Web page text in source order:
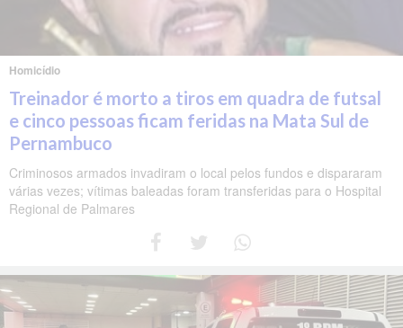
Homicídio
Treinador é morto a tiros em quadra de futsal
e cinco pessoas ficam feridas na Mata Sul de
Pernambuco
Criminosos armados invadiram o local pelos fundos e dispararam
várias vezes; vítimas baleadas foram transferidas para o Hospital
Regional de Palmares